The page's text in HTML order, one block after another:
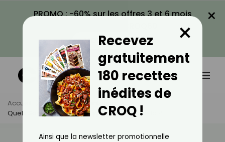
PROMO : -60% sur les offres 3 et 6 mois
VOIR LA PROMO
×
Accueil Actus
Alimentation
Quels Sont Les Différents Types De Mozzarella ?
Recevez
gratuitement
180 recettes
inédites de
CROQ !
×
Ainsi que la newsletter promotionnelle